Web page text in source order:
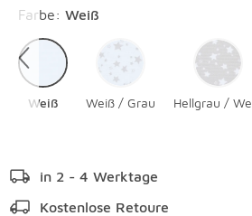
Farbe: Weiß
Weiß Weiß / Grau Hellgrau /
in 2 - 4 Werktage
Kostenlose Retoure